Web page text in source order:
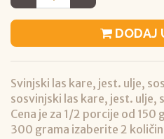
DODAJ
Svinjski las kare, jest. ulje,
sosvinjski las kare, jest. ulje,
Cena je za 1/2 porcije od 150
300 grama izaberite 2